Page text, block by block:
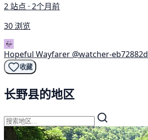
2 站点 · 2个月前
30 浏览
Hopeful Wayfarer @watcher-eb72882d
收藏
长野县的地区